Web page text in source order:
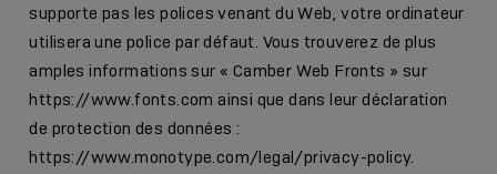
supporte pas les polices venant du Web, votre ordinateur
utilisera une police par défaut. Vous trouverez de plus
amples informations sur « Camber Web Fronts » sur
https://www.fonts.com ainsi que dans leur déclaration
de protection des données :
https://www.monotype.com/legal/privacy-policy.